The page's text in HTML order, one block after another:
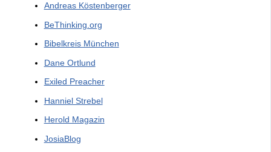
Andreas Köstenberger
BeThinking.org
Bibelkreis München
Dane Ortlund
Exiled Preacher
Hanniel Strebel
Herold Magazin
JosiaBlog